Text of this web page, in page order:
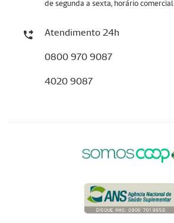
de segunda a sexta, horário comercial
Atendimento 24h
0800 970 9087
4020 9087